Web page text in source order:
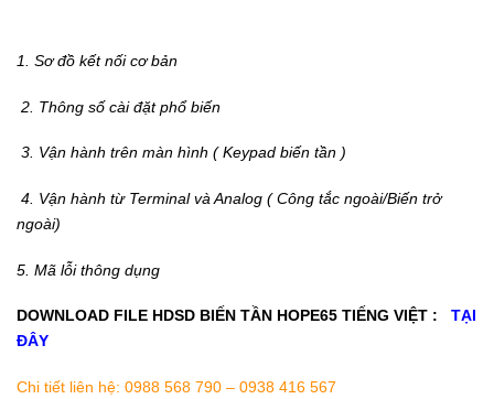
1. Sơ đồ kết nối cơ bản
2. Thông số cài đặt phổ biến
3. Vận hành trên màn hình ( Keypad biến tần )
4. Vận hành từ Terminal và Analog ( Công tắc ngoài/Biến trở
ngoài)
5. Mã lỗi thông dụng
DOWNLOAD FILE HDSD BIẾN TẦN HOPE65 TIẾNG VIỆT : TẠI
ĐÂY
Chi tiết liên hệ: 0988 568 790 – 0938 416 567